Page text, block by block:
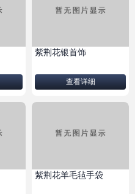
紫荆花银首饰
查看详细
紫荆花羊毛毡手袋